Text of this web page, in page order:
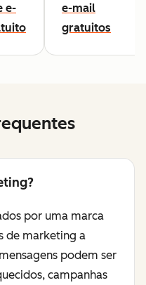
e-
e-mail
gratuitos
por uma marca
de marketing a
podem ser
campanhas